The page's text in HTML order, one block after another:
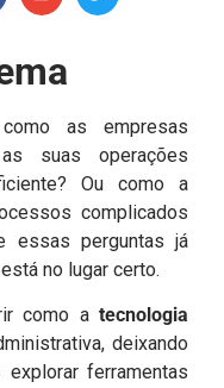
as empresas
suas operações
Ou como a
complicados
essas perguntas já
no lugar certo.
como a tecnologia
deixando
ferramentas